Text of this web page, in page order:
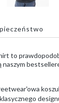
to
naszym